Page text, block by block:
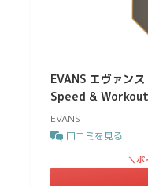
EVANS エヴァン
Speed & Workout
EVANS
口コミを見る
＼